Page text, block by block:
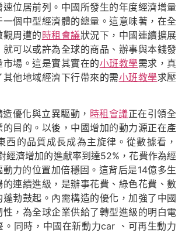
速位居前列。中國所發生的年度經濟增量
個中型經濟體的總量。這意味著，在全
觀周遭的時租會議狀況下，中國連續擴展
就可以或許為全球的商品、辦事與本錢發
場。這是實其實在的小班教學需求，真
其他地域經濟下行帶來的需小班教學求壓
優化與立異驅動， 時租會議正在引領全
目的。以後，中國增加的動力源正在產
西的品質成長成為主旋律。從數據看，
經濟增加的進獻率到達52%，花費作為經
動力的位置加倍穩固。這背后是14億多生
連續進級，是辦事花費、綠色花費、數
勃鼓起。內需構造的優化，加強了中國
，為全球企業供給了轉型進級的明白電
。同時，中國在新動力car 、可再生動力